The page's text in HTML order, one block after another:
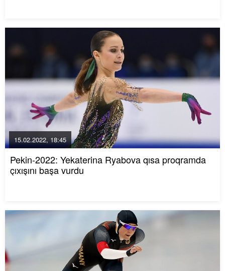
15.02.2022, 18:45
Pekin-2022: Yekaterina Ryabova qısa proqramda
çıxışını başa vurdu